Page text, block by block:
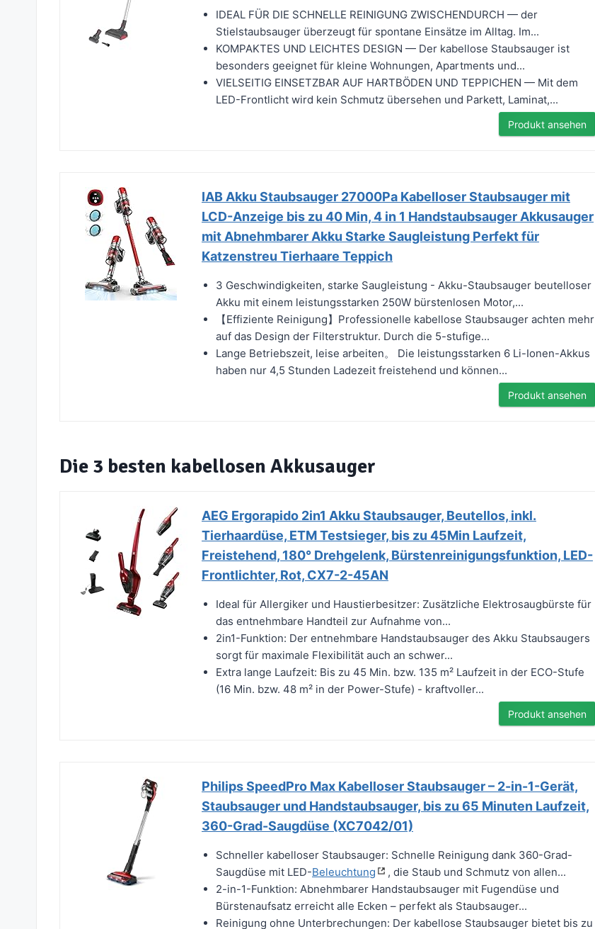
IDEAL FÜR DIE SCHNELLE REINIGUNG ZWISCHENDURCH — der
Stielstaubsauger überzeugt für spontane Einsätze im Alltag. Im...
KOMPAKTES UND LEICHTES DESIGN — Der kabellose Staubsauger ist
besonders geeignet für kleine Wohnungen, Apartments und...
VIELSEITIG EINSETZBAR AUF HARTBÖDEN UND TEPPICHEN — Mit dem
LED-Frontlicht wird kein Schmutz übersehen und Parkett, Laminat,...
Produkt ansehen
IAB Akku Staubsauger 27000Pa Kabelloser Staubsauger mit
LCD-Anzeige bis zu 40 Min, 4 in 1 Handstaubsauger Akkusauger
mit Abnehmbarer Akku Starke Saugleistung Perfekt für
Katzenstreu Tierhaare Teppich
3 Geschwindigkeiten, starke Saugleistung - Akku-Staubsauger beutelloser
Akku mit einem leistungsstarken 250W bürstenlosen Motor,...
【Effiziente Reinigung】Professionelle kabellose Staubsauger achten mehr
auf das Design der Filterstruktur. Durch die 5-stufige...
Lange Betriebszeit, leise arbeiten。 Die leistungsstarken 6 Li-Ionen-Akkus
haben nur 4,5 Stunden Ladezeit freistehend und können...
Produkt ansehen
Die 3 besten kabellosen Akkusauger
AEG Ergorapido 2in1 Akku Staubsauger, Beutellos, inkl.
Tierhaardüse, ETM Testsieger, bis zu 45Min Laufzeit,
Freistehend, 180° Drehgelenk, Bürstenreinigungsfunktion, LED-
Frontlichter, Rot, CX7-2-45AN
Ideal für Allergiker und Haustierbesitzer: Zusätzliche Elektrosaugbürste für
das entnehmbare Handteil zur Aufnahme von...
2in1-Funktion: Der entnehmbare Handstaubsauger des Akku Staubsaugers
sorgt für maximale Flexibilität auch an schwer...
Extra lange Laufzeit: Bis zu 45 Min. bzw. 135 m² Laufzeit in der ECO-Stufe
(16 Min. bzw. 48 m² in der Power-Stufe) - kraftvoller...
Produkt ansehen
Philips SpeedPro Max Kabelloser Staubsauger – 2-in-1-Gerät,
Staubsauger und Handstaubsauger, bis zu 65 Minuten Laufzeit,
360-Grad-Saugdüse (XC7042/01)
Schneller kabelloser Staubsauger: Schnelle Reinigung dank 360-Grad-
Saugdüse mit LED-Beleuchtung
, die Staub und Schmutz von allen...
2-in-1-Funktion: Abnehmbarer Handstaubsauger mit Fugendüse und
Bürstenaufsatz erreicht alle Ecken – perfekt als Staubsauger...
Reinigung ohne Unterbrechungen: Der kabellose Staubsauger bietet bis zu